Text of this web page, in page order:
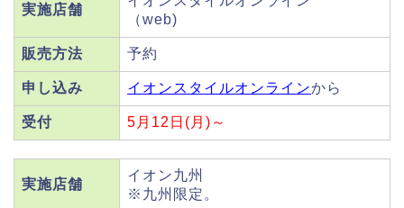
実施店舗
（web)
販売方法 予約
申し込み イオンスタイルオンラインから
受付 5月12日(月)～
実施店舗
イオン九州
※九州限定。